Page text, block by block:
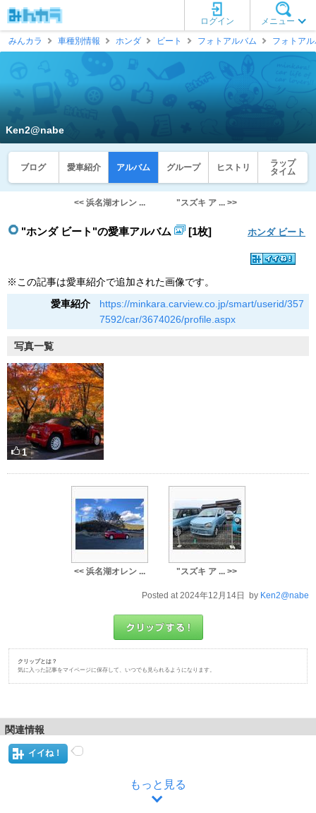
メニュー
ログイン
みんカラ
車種別情報 ホンダ ビート フォトアルバム フォトア
Ken2@nabe
ブログ 愛車紹介 アルバム グループ ヒストリ
ラップ
タイム
<< 浜名湖オレン ... "スズキ ア ... >>
"ホンダ ビート"の愛車アルバム [1枚] ホンダ ビート
※この記事は愛車紹介で追加された画像です。
愛車紹介
https://minkara.carview.co.jp/smart/userid/357
7592/car/3674026/profile.aspx
写真一覧
1
<< 浜名湖オレン ... "スズキ ア ... >>
Posted at 2024年12月14日 by Ken2@nabe
クリップとは？
気に入った記事をマイページに保存して、いつでも見られるようになります。
関連情報
イイね！
もっと見る